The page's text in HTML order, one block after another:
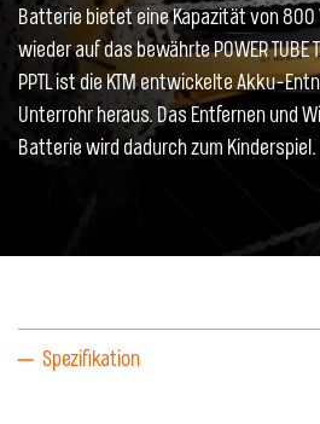
Batterie bietet eine Kapazität von 800
wieder auf das bewährte POWER TUBE
PPTL ist die KTM entwickelte Akku-
Unterrohr heraus. Das Entfernen und
Batterie wird dadurch zum Kinderspiel.
Spezifikation